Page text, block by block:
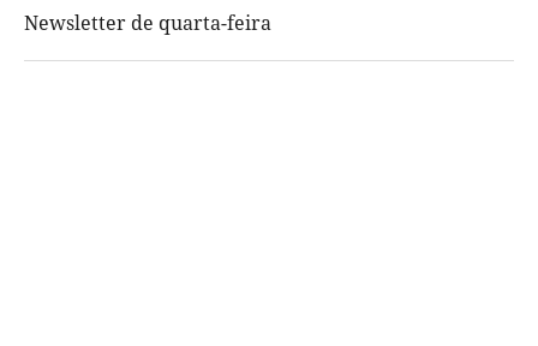
Newsletter de quarta-feira